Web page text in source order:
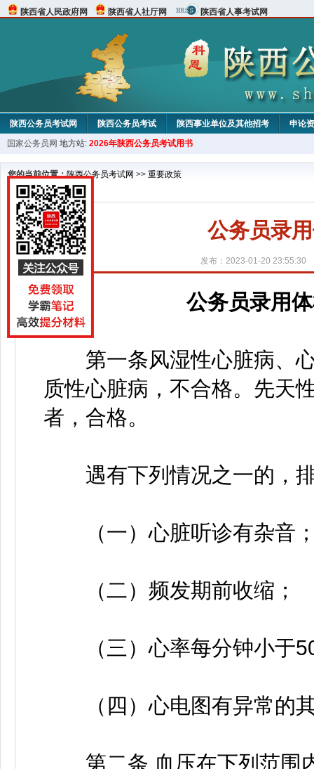
陕西省人民政府网 陕西省人社厅网 陕西省人事考试网
陕西公务员考试网 陕西公务员考试 陕西事业单位及其他招考
申论
国家公务员网 地方站: 2026年陕西公务员考试用书
您的当前位置：陕西公务员考试网 >> 重要政策
公务员录
发布：2023-01-20 23:55:30
公务员录用
第一条风湿性心脏病、心
质性心脏病，不合格。先天
者，合格。
遇有下列情况之一的，排
（一）心脏听诊有杂音
（二）频发期前收缩；
（三）心率每分钟小于
（四）心电图有异常的
第二条 血压在下列范围